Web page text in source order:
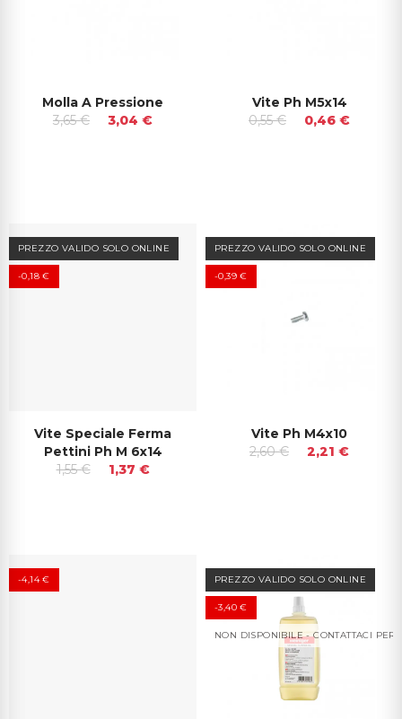
Molla A Pressione
3,65 €
3,04 €
Vite Ph M5x14
0,55 €
0,46 €
PREZZO VALIDO SOLO ONLINE
-0,18 €
Vite Speciale Ferma
Pettini Ph M 6x14
1,55 €
1,37 €
PREZZO VALIDO SOLO ONLINE
-0,39 €
Vite Ph M4x10
2,60 €
2,21 €
-4,14 € PREZZO VALIDO SOLO ONLINE
-3,40 €
NON DISPONIBILE - CONTATTACI PER